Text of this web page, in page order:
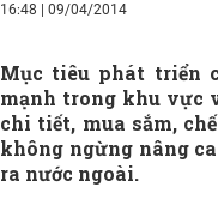
16:48 | 09/04/2014
Mục tiêu phát triển
mạnh trong khu vực
chi tiết, mua sắm,
không ngừng nâng
ra nước ngoài.